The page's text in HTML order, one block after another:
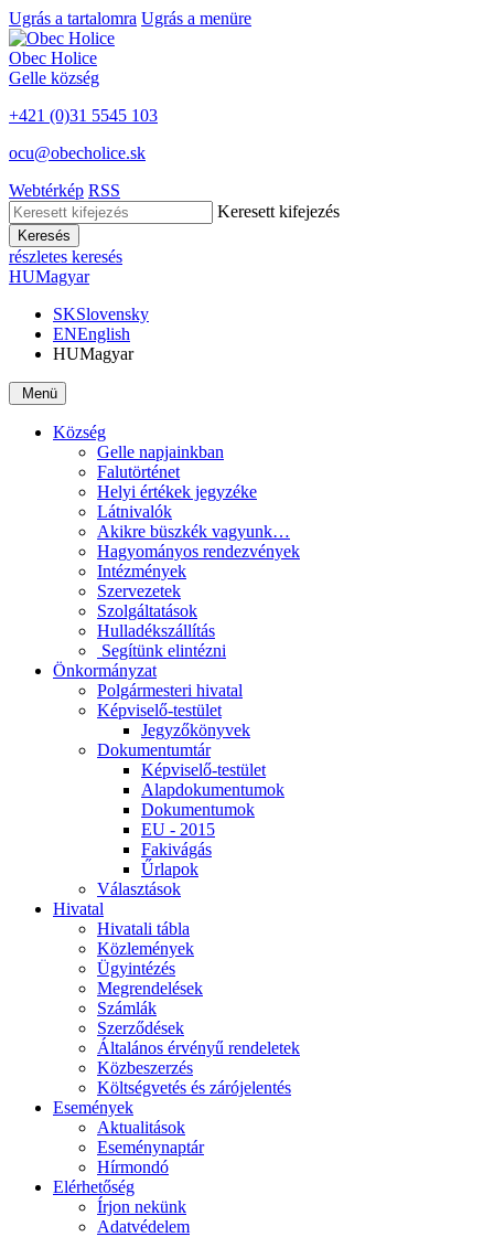
Ugrás a tartalomra Ugrás a menüre
Obec Holice
Gelle község
+421 (0)31 5545 103
ocu@obecholice.sk
Webtérkép RSS
Keresett kifejezés
Keresés
részletes keresés
HUMagyar
SKSlovensky
ENEnglish
HUMagyar
Menü
Község
Gelle napjainkban
Falutörténet
Helyi értékek jegyzéke
Látnivalók
Akikre büszkék vagyunk…
Hagyományos rendezvények
Intézmények
Szervezetek
Szolgáltatások
Hulladékszállítás
​​ Segítünk elintézni
Önkormányzat
Polgármesteri hivatal
Képviselő-testület
Jegyzőkönyvek
Dokumentumtár
Képviselő-testület
Alapdokumentumok
Dokumentumok
EU - 2015
Fakivágás
Űrlapok
Választások
Hivatal
Hivatali tábla
Közlemények
Ügyintézés
Megrendelések
Számlák
Szerződések
Általános érvényű rendeletek
Közbeszerzés
Költségvetés és zárójelentés
Események
Aktualitások
Eseménynaptár
Hírmondó
Elérhetőség
Írjon nekünk
Adatvédelem